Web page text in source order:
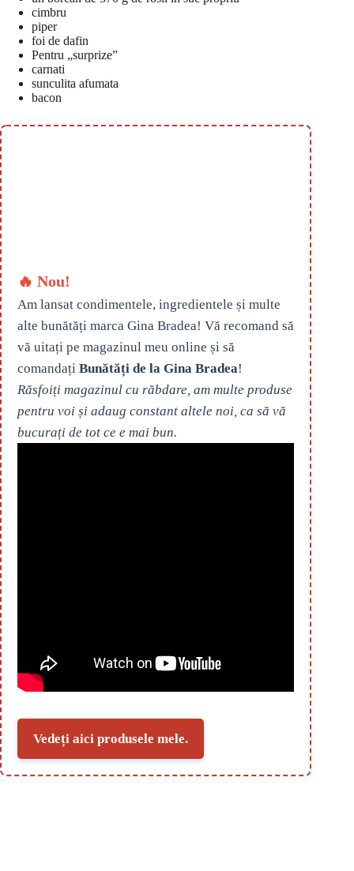
cimbru
piper
foi de dafin
Pentru „surprize”
carnati
sunculita afumata
bacon
🔥 Nou!
Am lansat condimentele, ingredientele și multe
alte bunătăți marca Gina Bradea! Vă recomand să
vă uitați pe magazinul meu online și să
comandați Bunătăți de la Gina Bradea!
Răsfoiți magazinul cu răbdare, am multe produse
pentru voi și adaug constant altele noi, ca să vă
bucurați de tot ce e mai bun.
Vedeți aici produsele mele.